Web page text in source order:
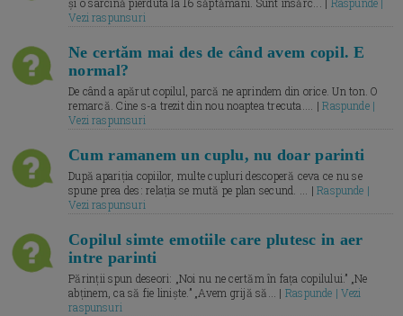
și o sarcină pierduta la 16 săptămâni. Sunt însărc... | Raspunde |
Vezi raspunsuri
Ne certăm mai des de când avem copil. E
normal?
De când a apărut copilul, parcă ne aprindem din orice. Un ton. O
remarcă. Cine s-a trezit din nou noaptea trecuta.... |Raspunde |
Vezi raspunsuri
Cum ramanem un cuplu, nu doar parinti
După apariția copiilor, multe cupluri descoperă ceva ce nu se
spune prea des: relația se mută pe plan secund. ... |Raspunde |
Vezi raspunsuri
Copilul simte emotiile care plutesc in aer
intre parinti
Părinții spun deseori: „Noi nu ne certăm în fața copilului.” „Ne
abținem, ca să fie liniște.” „Avem grijă să... | Raspunde | Vezi
raspunsuri